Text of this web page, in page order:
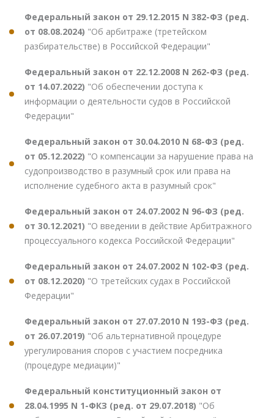
Федеральный закон от 29.12.2015 N 382-ФЗ (ред.
от 08.08.2024) "Об арбитраже (третейском
разбирательстве) в Российской Федерации"
Федеральный закон от 22.12.2008 N 262-ФЗ (ред.
от 14.07.2022) "Об обеспечении доступа к
информации о деятельности судов в Российской
Федерации"
Федеральный закон от 30.04.2010 N 68-ФЗ (ред.
от 05.12.2022) "О компенсации за нарушение права на
судопроизводство в разумный срок или права на
исполнение судебного акта в разумный срок"
Федеральный закон от 24.07.2002 N 96-ФЗ (ред.
от 30.12.2021) "О введении в действие Арбитражного
процессуального кодекса Российской Федерации"
Федеральный закон от 24.07.2002 N 102-ФЗ (ред.
от 08.12.2020) "О третейских судах в Российской
Федерации"
Федеральный закон от 27.07.2010 N 193-ФЗ (ред.
от 26.07.2019) "Об альтернативной процедуре
урегулирования споров с участием посредника
(процедуре медиации)"
Федеральный конституционный закон от
28.04.1995 N 1-ФКЗ (ред. от 29.07.2018) "Об